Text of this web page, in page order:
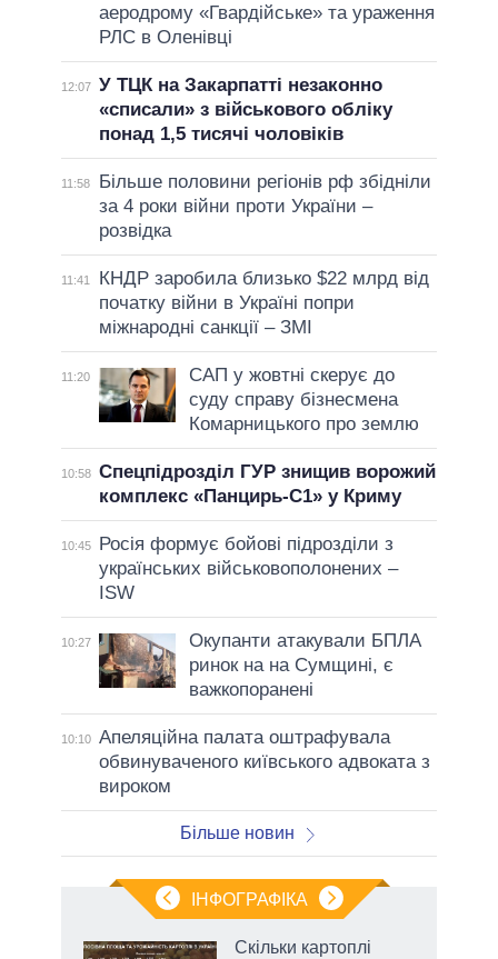
аеродрому «Гвардійське» та ураження
РЛС в Оленівці
12:07 У ТЦК на Закарпатті незаконно
«списали» з військового обліку
понад 1,5 тисячі чоловіків
11:58
Більше половини регіонів рф збідніли
за 4 роки війни проти України –
розвідка
11:41
КНДР заробила близько $22 млрд від
початку війни в Україні попри
міжнародні санкції – ЗМІ
11:20
САП у жовтні скерує до
суду справу бізнесмена
Комарницького про землю
10:58 Спецпідрозділ ГУР знищив ворожий
комплекс «Панцирь-С1» у Криму
10:45
Росія формує бойові підрозділи з
українських військовополонених –
ISW
10:27
Окупанти атакували БПЛА
ринок на на Сумщині, є
важкопоранені
10:10 Апеляційна палата оштрафувала
обвинуваченого київського адвоката з
вироком
Більше новин
ІНФОГРАФІКА
Скільки картоплі